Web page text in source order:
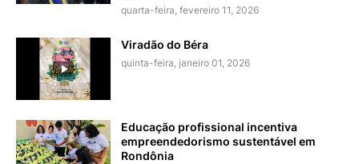
quarta-feira, fevereiro 11, 2026
Viradão do Béra
quinta-feira, janeiro 01, 2026
Educação profissional incentiva
empreendedorismo sustentável em
Rondônia